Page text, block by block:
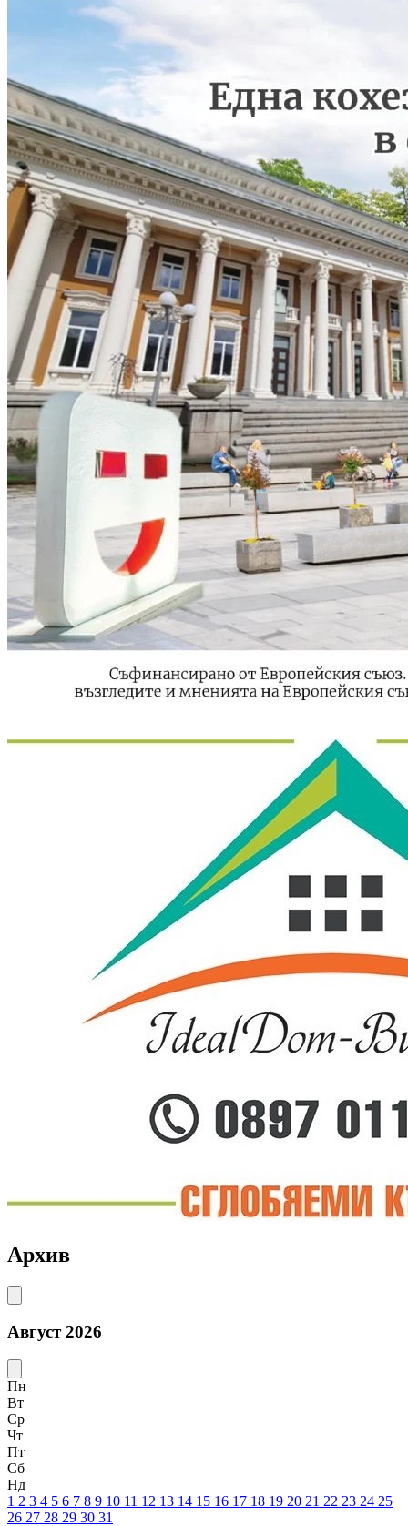
Архив
Август 2026
Пн
Вт
Ср
Чт
Пт
Сб
Нд
1 2 3 4 5 6 7 8 9 10 11 12 13 14 15 16 17 18 19 20 21 22 23 24 25
26 27 28 29 30 31